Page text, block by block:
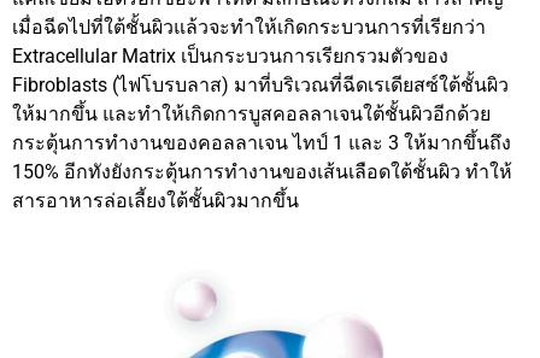
เมื่อฉีดไปที่ใต้ชั้นผิวแล้วจะทำให้เกิดกระบวนการที่เรียกว่า
Extracellular Matrix เป็นกระบวนการเรียกรวมตัวของ
Fibroblasts (ไฟโบรบลาส) มาที่บริเวณที่ฉีดเรเดียสซ์ใต้ชั้นผิว
ให้มากขึ้น และทำให้เกิดการบูสคอลลาเจนใต้ชั้นผิวอีกด้วย
กระตุ้นการทำงานของคอลลาเจน ไทป์ 1 และ 3 ให้มากขึ้นถึง
150% อีกทังยังกระตุ้นการทำงานของเส้นเลือดใต้ชั้นผิว ทำให้
สารอาหารล่อเลี้ยงใต้ชั้นผิวมากขึ้น